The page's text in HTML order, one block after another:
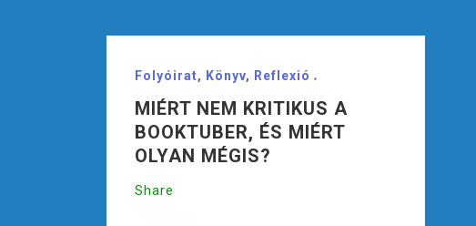
Folyóirat, Könyv, Reflexió
MIÉRT NEM KRITIKUS A
BOOKTUBER, ÉS MIÉRT
OLYAN MÉGIS?
Share